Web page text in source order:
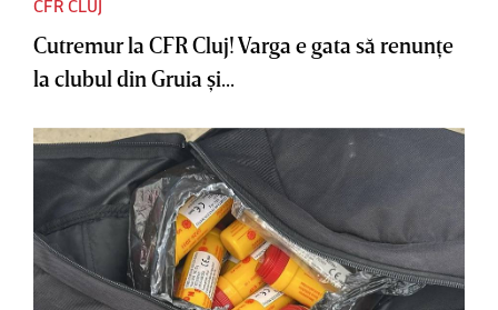
CFR CLUJ
Cutremur la CFR Cluj! Varga e gata să renunţe
la clubul din Gruia şi...